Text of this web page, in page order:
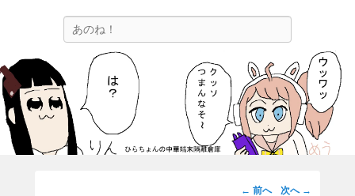
ひらちょんの中華端末隔離倉庫
ほたがページ上部にある検索バーを消してくれたサイトです。
投
← 前へ 次へ →